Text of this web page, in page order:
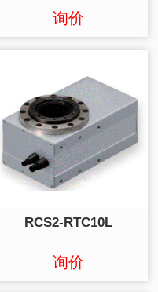
询价
RCS2-RTC10L
询价